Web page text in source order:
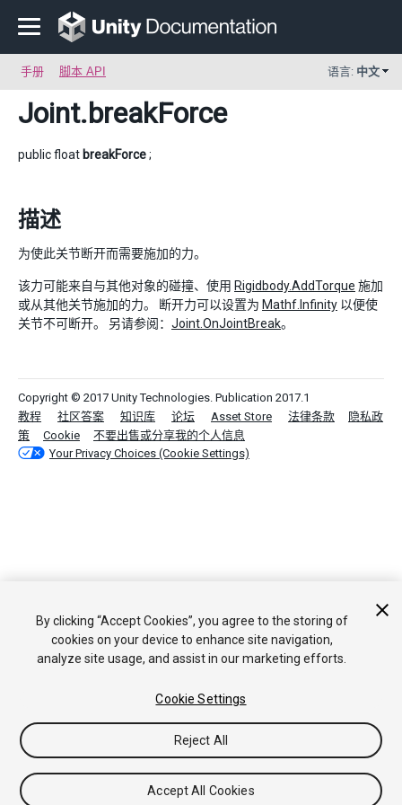
手册 脚本 API 语言: 中文
Joint.breakForce
public float breakForce;
描述
为使此关节断开而需要施加的力。
该力可能来自与其他对象的碰撞、使用 Rigidbody.AddTorque 施加
或从其他关节施加的力。 断开力可以设置为 Mathf.Infinity 以便使
关节不可断开。 另请参阅： Joint.OnJointBreak。
Copyright © 2017 Unity Technologies. Publication 2017.1
教程
社区答案 知识库 论坛 Asset Store 法律条款
隐私政
策
Cookie
不要出售或分享我的个人信息
Your Privacy Choices (Cookie Settings)
By clicking “Accept Cookies”, you agree to the storing of
cookies on your device to enhance site navigation,
analyze site usage, and assist in our marketing efforts.
Cookie Settings
Reject All
Accept All Cookies